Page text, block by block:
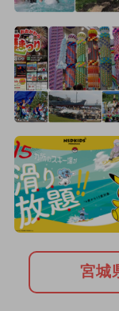
宮城